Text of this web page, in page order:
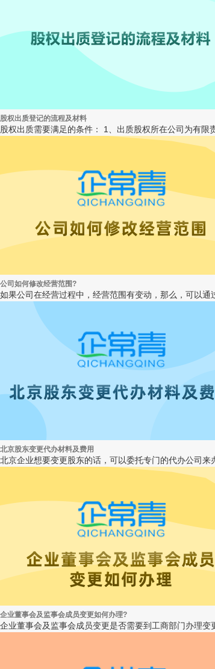
股权出质登记的流程及材料
股权出质需要满足的条件： 1、出质股权所在公司为有
公司如何修改经营范围?
如果公司在经营过程中，经营范围有变动，那么，可以
北京股东变更代办材料及费用
北京企业想要变更股东的话，可以委托专门的代办公司
企业董事会及监事会成员变更如何办理?
企业董事会及监事会成员变更是否需要到工商部门办理